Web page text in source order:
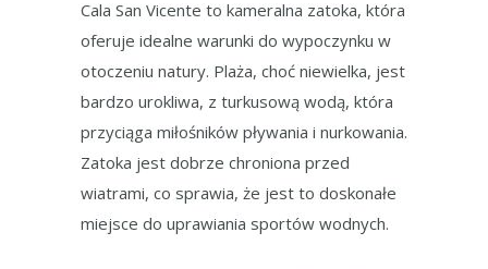
Cala San Vicente to kameralna zatoka, która
oferuje idealne warunki do wypoczynku w
otoczeniu natury. Plaża, choć niewielka, jest
bardzo urokliwa, z turkusową wodą, która
przyciąga miłośników pływania i nurkowania.
Zatoka jest dobrze chroniona przed
wiatrami, co sprawia, że jest to doskonałe
miejsce do uprawiania sportów wodnych.